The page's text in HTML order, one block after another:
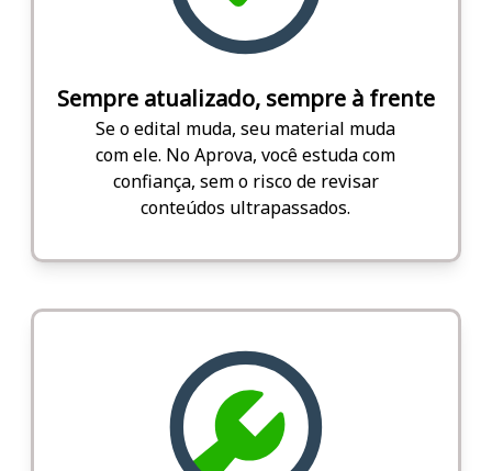
Sempre atualizado, sempre à frente
Se o edital muda, seu material muda
com ele. No Aprova, você estuda com
confiança, sem o risco de revisar
conteúdos ultrapassados.